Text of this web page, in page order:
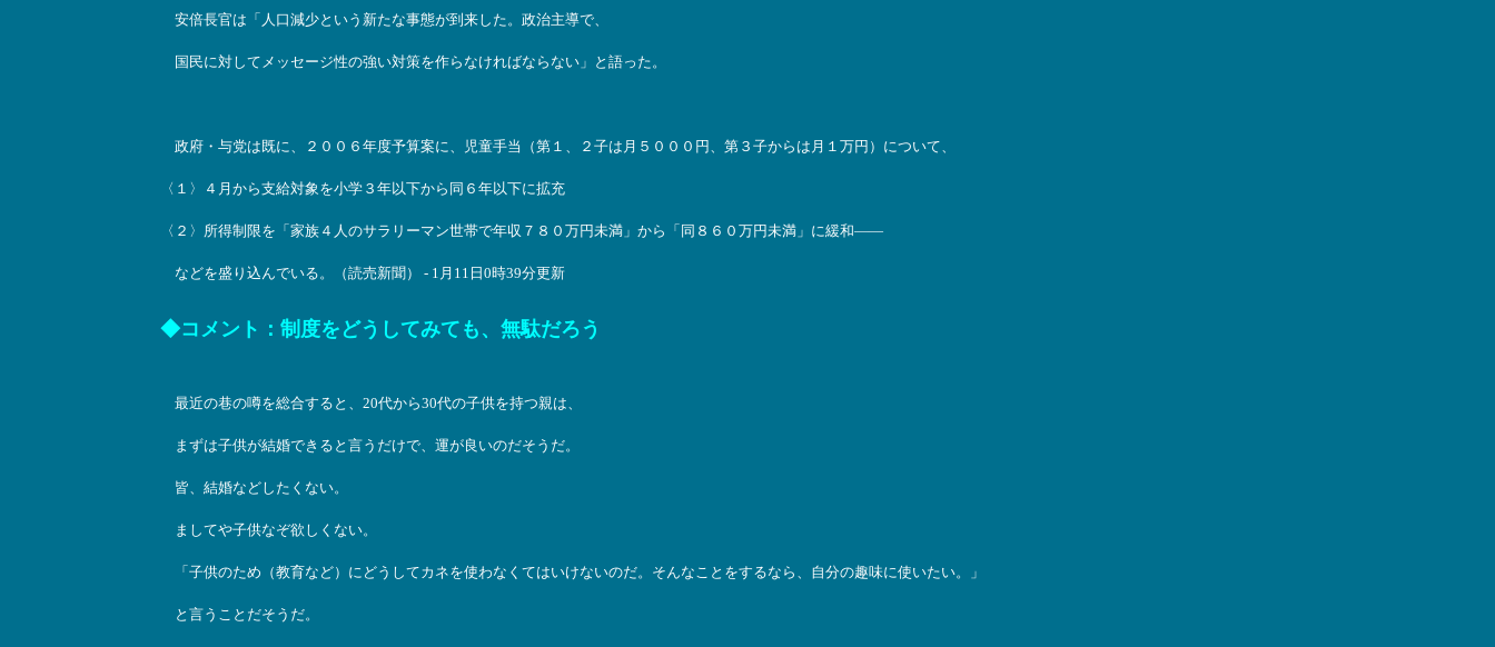
安倍長官は「人口減少という新たな事態が到来した。政治主導で、
国民に対してメッセージ性の強い対策を作らなければならない」と語った。
政府・与党は既に、２００６年度予算案に、児童手当（第１、２子は月５０００円、第３子からは月１万円）について、
〈１〉４月から支給対象を小学３年以下から同６年以下に拡充
〈２〉所得制限を「家族４人のサラリーマン世帯で年収７８０万円未満」から「同８６０万円未満」に緩和――
などを盛り込んでいる。（読売新聞） - 1月11日0時39分更新
◆コメント：制度をどうしてみても、無駄だろう
最近の巷の噂を総合すると、20代から30代の子供を持つ親は、
まずは子供が結婚できると言うだけで、運が良いのだそうだ。
皆、結婚などしたくない。
ましてや子供なぞ欲しくない。
「子供のため（教育など）にどうしてカネを使わなくてはいけないのだ。そんなことをするなら、自分の趣味に使いたい。」
と言うことだそうだ。